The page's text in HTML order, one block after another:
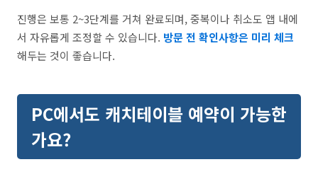
진행은 보통 2~3단계를 거쳐 완료되며, 중복이나 취소도 앱 내에
서 자유롭게 조정할 수 있습니다. 방문 전 확인사항은 미리 체크
해두는 것이 좋습니다.
PC에서도 캐치테이블 예약이 가능한
가요?